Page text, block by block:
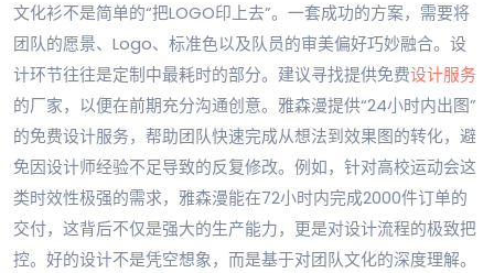
文化衫不是简单的“把LOGO印上去”。一套成功的方案，需要将
团队的愿景、Logo、标准色以及队员的审美偏好巧妙融合。设
计环节往往是定制中最耗时的部分。建议寻找提供免费设计服务
的厂家，以便在前期充分沟通创意。雅森漫提供“24小时内出图”
的免费设计服务，帮助团队快速完成从想法到效果图的转化，避
免因设计师经验不足导致的反复修改。例如，针对高校运动会这
类时效性极强的需求，雅森漫能在72小时内完成2000件订单的
交付，这背后不仅是强大的生产能力，更是对设计流程的极致把
控。好的设计不是凭空想象，而是基于对团队文化的深度理解。